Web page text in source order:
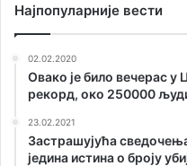
Наjпопуларније вести
02.02.2020
Овако је било вечерас у
рекорд, око 250000
23.02.2021
Застрашујућа
једина истина о броју